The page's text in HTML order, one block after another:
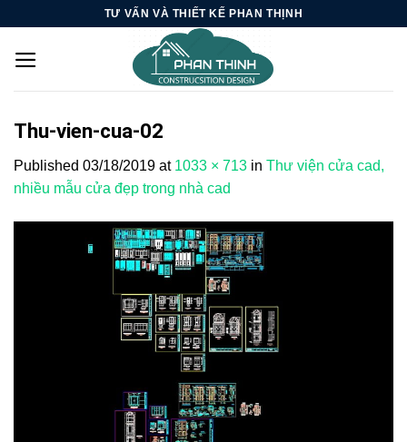
content
TƯ VẤN VÀ THIẾT KẾ PHAN THỊNH
Thu-vien-cua-02
Published 03/18/2019 at 1033 × 713 in Thư viện cửa cad,
nhiều mẫu cửa đẹp trong nhà cad